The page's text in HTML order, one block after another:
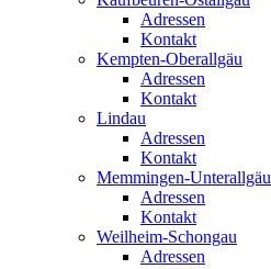
Adressen
Kontakt
Kempten-Oberallgäu
Adressen
Kontakt
Lindau
Adressen
Kontakt
Memmingen-Unterallgäu
Adressen
Kontakt
Weilheim-Schongau
Adressen